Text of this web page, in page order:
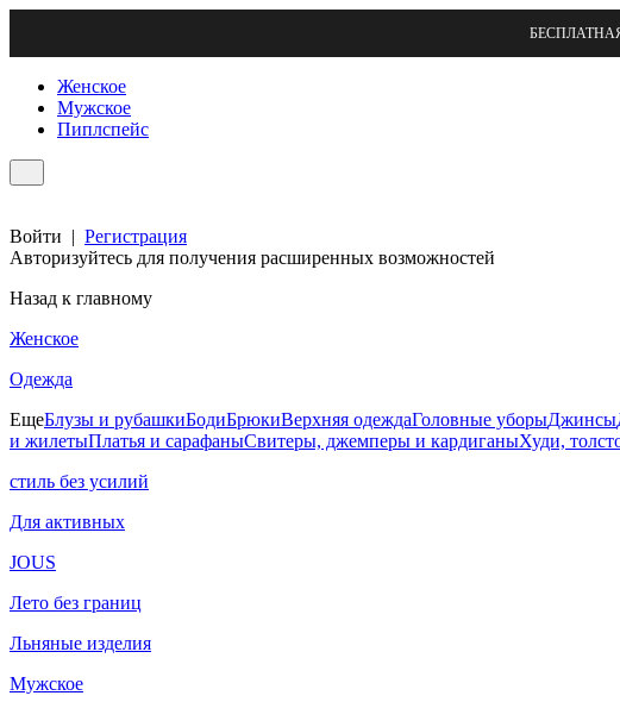
Женское
Мужское
Пиплспейс
Войти | Регистрация
Авторизуйтесь для получения расширенных возможностей
Назад к главному
Женское
Одежда
ЕщеБлузы и рубашкиБодиБрюкиВерхняя одеждаГоловные уборыДжинсы
и жилетыПлатья и сарафаныСвитеры, джемперы и кардиганыХуди,
стиль без усилий
Для активных
JOUS
Лето без границ
Льняные изделия
Мужское